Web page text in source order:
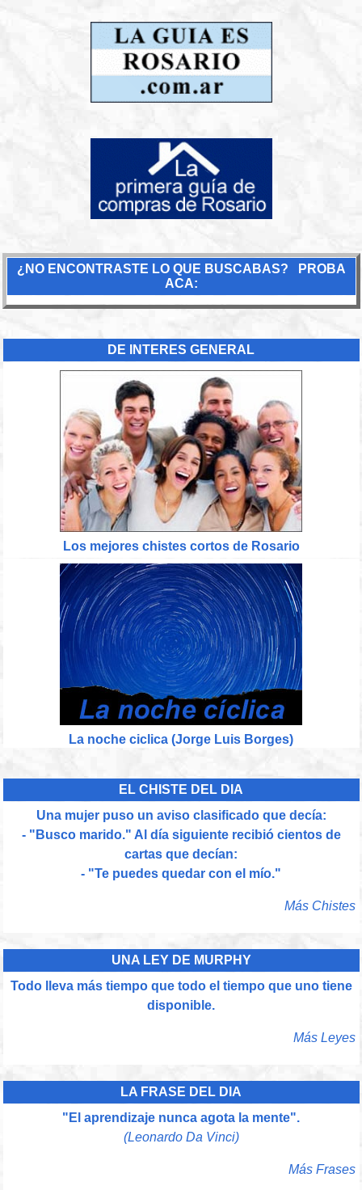
¿NO ENCONTRASTE LO QUE BUSCABAS? PROBA
ACA:
DE INTERES GENERAL
Los mejores chistes cortos de Rosario
La noche ciclica (Jorge Luis Borges)
EL CHISTE DEL DIA
Una mujer puso un aviso clasificado que decía:
- "Busco marido." Al día siguiente recibió cientos de
cartas que decían:
- "Te puedes quedar con el mío."
Más Chistes
UNA LEY DE MURPHY
Todo lleva más tiempo que todo el tiempo que uno tiene
disponible.
Más Leyes
LA FRASE DEL DIA
"El aprendizaje nunca agota la mente".
(Leonardo Da Vinci)
Más Frases